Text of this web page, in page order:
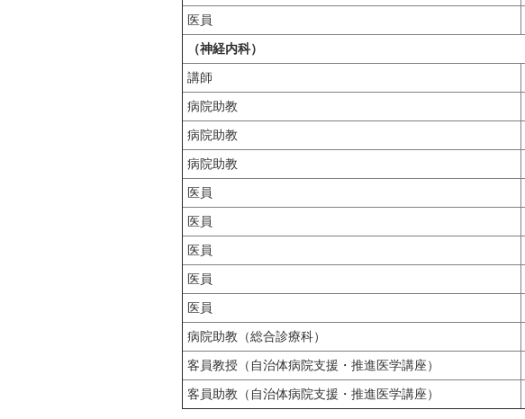
医員
（神経内科）
講師
病院助教
病院助教
病院助教
医員
医員
医員
医員
医員
病院助教（総合診療科）
客員教授（自治体病院支援・推進医学講座）
客員助教（自治体病院支援・推進医学講座）